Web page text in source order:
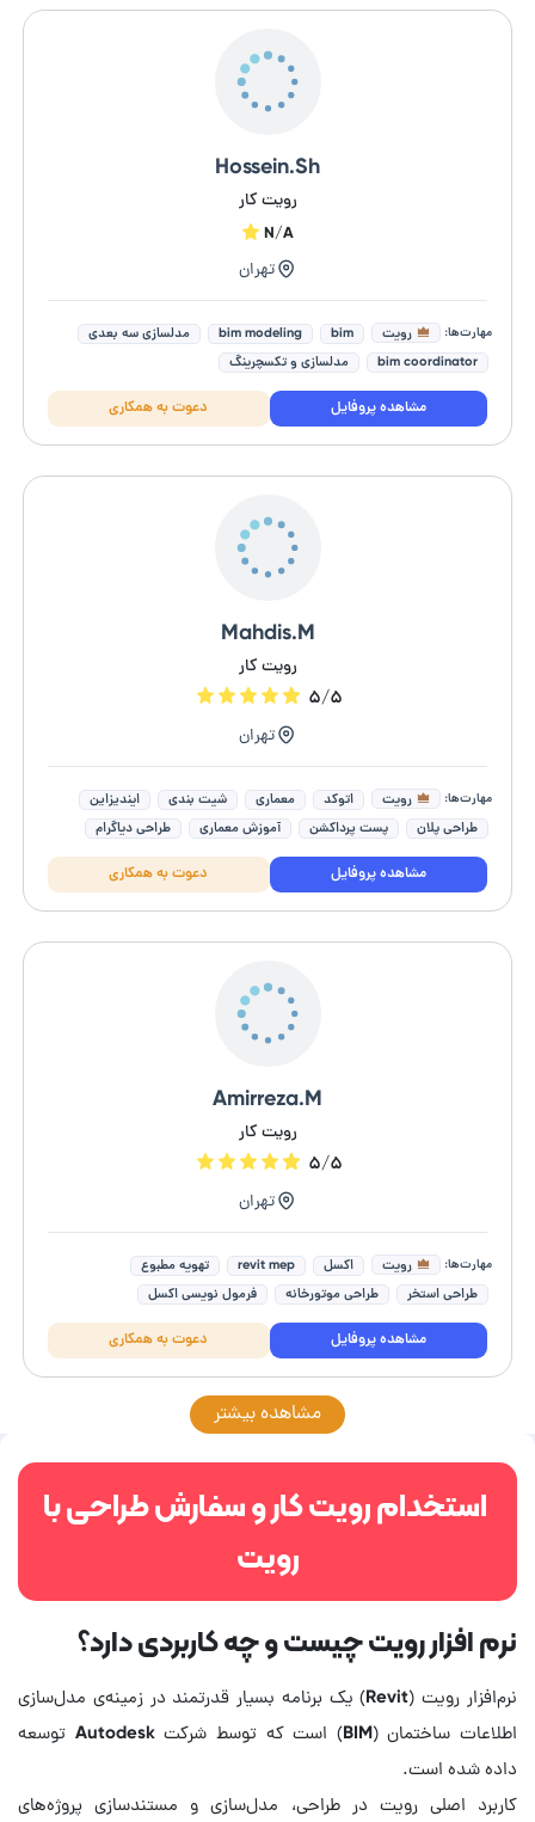
Hossein.Sh
رویت کار
N/A
تهران
مهارت‌ها: رویت bim
bim modeling
مدلسازی سه بعدی
bim coordinator
مدلسازی و تکسچرینگ
تاسیسات ساختمان مسکونی
مشاهده پروفایل دعوت به همکاری
Mahdis.M
رویت کار
۵/۵
تهران
مهارت‌ها: رویت اتوکد معماری شیت بندی
ایندیزاین
طراحی پلان
پست پرداکشن آموزش معماری
طراحی دیاگرام
فتوشاپ (photoshop)
مشاهده پروفایل دعوت به همکاری
Amirreza.M
رویت کار
۵/۵
تهران
مهارت‌ها: رویت اکسل revit mep
تهویه مطبوع
طراحی استخر
طراحی موتورخانه
فرمول نویسی اکسل
محاسبه بارهای حرارتی
طراحی تاسیسات مکانیکی
تاسیسات ساختمان مسکونی
مشاهده پروفایل دعوت به همکاری
مشاهده بیشتر
استخدام رویت کار و سفارش طراحی با
رویت
نرم افزار رویت چیست و چه کاربردی دارد؟
نرم‌افزار رویت (Revit) یک برنامه بسیار قدرتمند در زمینه‌ی مدل‌سازی
اطلاعات ساختمان (BIM) است که توسط شرکت Autodesk توسعه
کاربرد اصلی رویت در طراحی، مدل‌سازی و مستندسازی پروژه‌های